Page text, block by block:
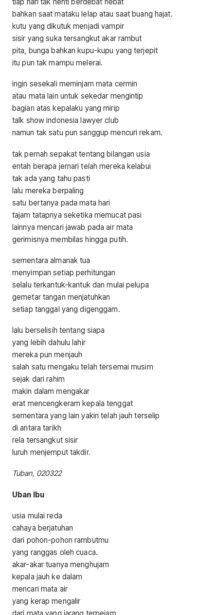
bahkan saat mataku lelap atau saat buang hajat.
kutu yang dikutuk menjadi vampir
sisir yang suka tersangkut akar rambut
pita, bunga bahkan kupu-kupu yang terjepit
itu pun tak mampu melerai.
ingin sesekali meminjam mata cermin
atau mata lain untuk sekedar mengintip
bagian atas kepalaku yang mirip
talk show indonesia lawyer club
namun tak satu pun sanggup mencuri rekam.
tak pernah sepakat tentang bilangan usia
entah berapa jemari telah mereka kelabui
tak ada yang tahu pasti
lalu mereka berpaling
satu bertanya pada mata hari
tajam tatapnya seketika memucat pasi
lainnya mencari jawab pada air mata
gerimisnya membilas hingga putih.
sementara almanak tua
menyimpan setiap perhitungan
selalu terkantuk-kantuk dan mulai pelupa
gemetar tangan menjatuhkan
setiap tanggal yang digenggam.
lalu berselisih tentang siapa
yang lebih dahulu lahir
mereka pun menjauh
salah satu mengaku telah tersemai musim
sejak dari rahim
makin dalam mengakar
erat mencengkeram kepala tenggat
sementara yang lain yakin telah jauh terselip
di antara tarikh
rela tersangkut sisir
luruh menjemput takdir.
Tuban, 020322
Uban Ibu
usia mulai reda
cahaya berjatuhan
dari pohon-pohon rambutmu
yang ranggas oleh cuaca.
akar-akar tuanya menghujam
kepala jauh ke dalam
mencari mata air
yang kerap mengalir